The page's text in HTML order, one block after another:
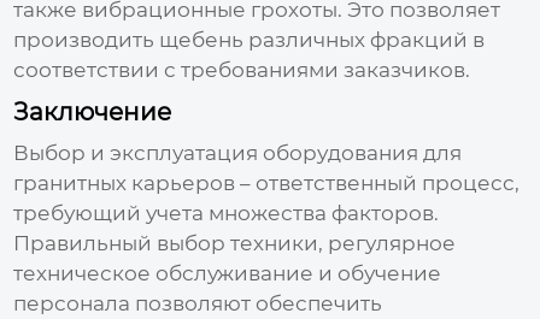
также вибрационные грохоты. Это позволяет
производить щебень различных фракций в
соответствии с требованиями заказчиков.
Заключение
Выбор и эксплуатация оборудования для
гранитных карьеров – ответственный процесс,
требующий учета множества факторов.
Правильный выбор техники, регулярное
техническое обслуживание и обучение
персонала позволяют обеспечить